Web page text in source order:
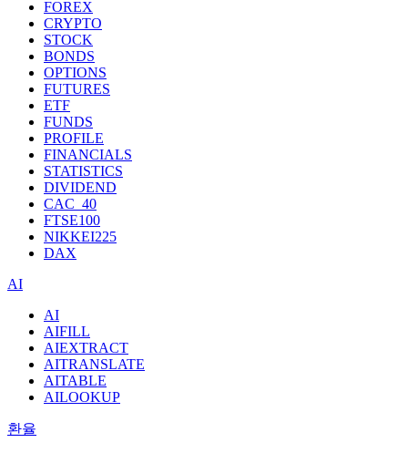
FOREX
CRYPTO
STOCK
BONDS
OPTIONS
FUTURES
ETF
FUNDS
PROFILE
FINANCIALS
STATISTICS
DIVIDEND
CAC_40
FTSE100
NIKKEI225
DAX
AI
AI
AIFILL
AIEXTRACT
AITRANSLATE
AITABLE
AILOOKUP
환율